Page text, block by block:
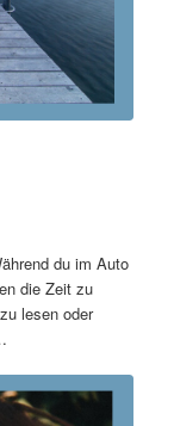
du im Auto
die Zeit zu
lesen oder